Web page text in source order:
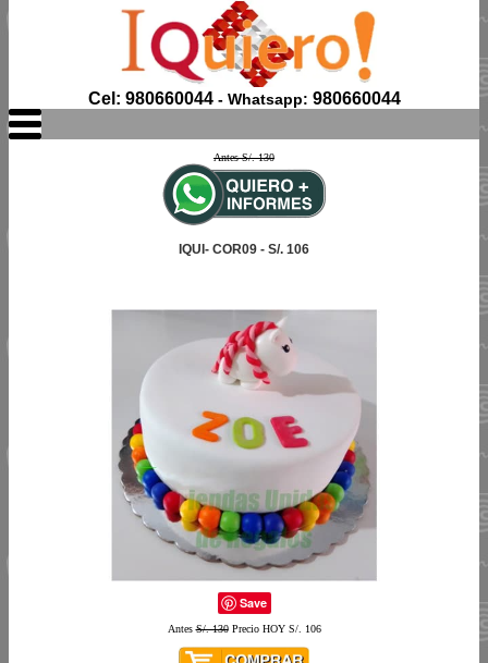
Cel: 980660044- Whatsapp: 980660044
Antes S/. 130
IQUI- COR09 - S/. 106
Save
AntesS/. 130Precio HOY S/. 106